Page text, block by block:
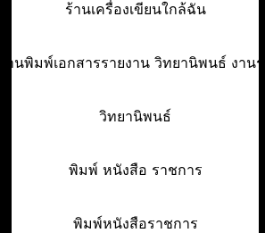
ร้านเครื่องเขียนใกล้ฉัน
านพิมพ์เอกสารรายงาน วิทยานิพนธ์ งานรา
วิทยานิพนธ์
พิมพ์ หนังสือ ราชการ
พิมพ์หนังสือราชการ